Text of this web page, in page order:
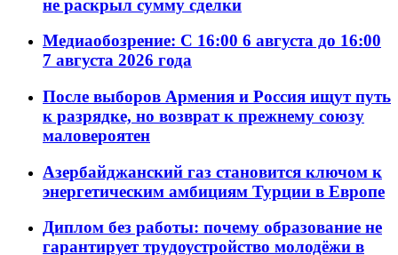
не раскрыл сумму сделки
Медиаобозрение: С 16:00 6 августа до 16:00
7 августа 2026 года
После выборов Армения и Россия ищут путь
к разрядке, но возврат к прежнему союзу
маловероятен
Азербайджанский газ становится ключом к
энергетическим амбициям Турции в Европе
Диплом без работы: почему образование не
гарантирует трудоустройство молодёжи в